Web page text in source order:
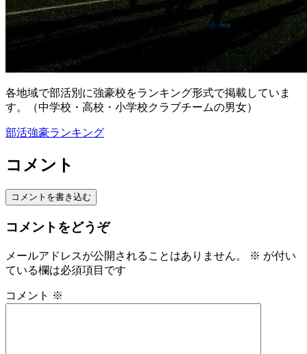
各地域で部活別に強豪校をランキング形式で掲載していま
す。（中学校・高校・小学校クラブチームの男女）
部活強豪ランキング
コメント
コメントを書き込む
コメントをどうぞ
メールアドレスが公開されることはありません。 ※ が付い
ている欄は必須項目です
コメント ※